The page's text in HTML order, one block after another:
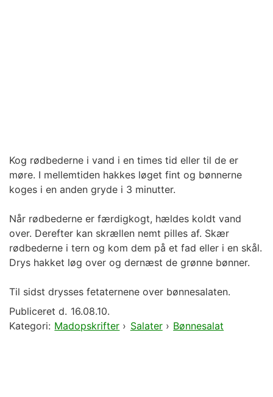
Kog rødbederne i vand i en times tid eller til de er
møre. I mellemtiden hakkes løget fint og bønnerne
koges i en anden gryde i 3 minutter.
Når rødbederne er færdigkogt, hældes koldt vand
over. Derefter kan skrællen nemt pilles af. Skær
rødbederne i tern og kom dem på et fad eller i en skål.
Drys hakket løg over og dernæst de grønne bønner.
Til sidst drysses fetaternene over bønnesalaten.
Publiceret d. 16.08.10.
Kategori: Madopskrifter › Salater› Bønnesalat